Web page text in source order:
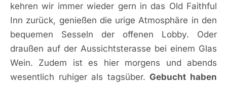
kehren wir immer wieder gern in das Old Faithful
Inn zurück, genießen die urige Atmosphäre in den
bequemen Sesseln der offenen Lobby. Oder
draußen auf der Aussichtsterasse bei einem Glas
Wein. Zudem ist es hier morgens und abends
wesentlich ruhiger als tagsüber.Gebucht haben